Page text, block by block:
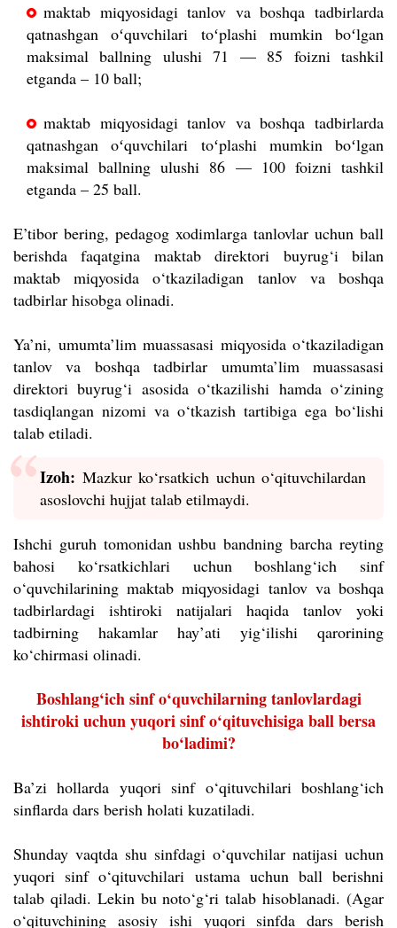
maktab miqyosidagi tanlov va boshqa tadbirlarda
qatnashgan oʻquvchilari toʻplashi mumkin boʻlgan
maksimal ballning ulushi 71 — 85 foizni tashkil
etganda – 10 ball;
maktab miqyosidagi tanlov va boshqa tadbirlarda
qatnashgan oʻquvchilari toʻplashi mumkin boʻlgan
maksimal ballning ulushi 86 — 100 foizni tashkil
etganda – 25 ball.
E’tibor bering, pedagog xodimlarga tanlovlar uchun ball
berishda faqatgina maktab direktori buyrug‘i bilan
maktab miqyosida o‘tkaziladigan tanlov va boshqa
tadbirlar hisobga olinadi.
Ya’ni, umumta’lim muassasasi miqyosida o‘tkaziladigan
tanlov va boshqa tadbirlar umumta’lim muassasasi
direktori buyrug‘i asosida o‘tkazilishi hamda o‘zining
tasdiqlangan nizomi va o‘tkazish tartibiga ega bo‘lishi
talab etiladi.
Izoh: Mazkur ko‘rsatkich uchun o‘qituvchilardan
asoslovchi hujjat talab etilmaydi.
Ishchi guruh tomonidan ushbu bandning barcha reyting
bahosi ko‘rsatkichlari uchun boshlang‘ich sinf
o‘quvchilarining maktab miqyosidagi tanlov va boshqa
tadbirlardagi ishtiroki natijalari haqida tanlov yoki
tadbirning hakamlar hay’ati yig‘ilishi qarorining
ko‘chirmasi olinadi.
Boshlang‘ich sinf o‘quvchilarning tanlovlardagi
ishtiroki uchun yuqori sinf o‘qituvchisiga ball bersa
bo‘ladimi?
Ba’zi hollarda yuqori sinf o‘qituvchilari boshlang‘ich
sinflarda dars berish holati kuzatiladi.
Shunday vaqtda shu sinfdagi o‘quvchilar natijasi uchun
yuqori sinf o‘qituvchilari ustama uchun ball berishni
talab qiladi. Lekin bu noto‘g‘ri talab hisoblanadi. (Agar
o‘qituvchining asosiy ishi yuqori sinfda dars berish